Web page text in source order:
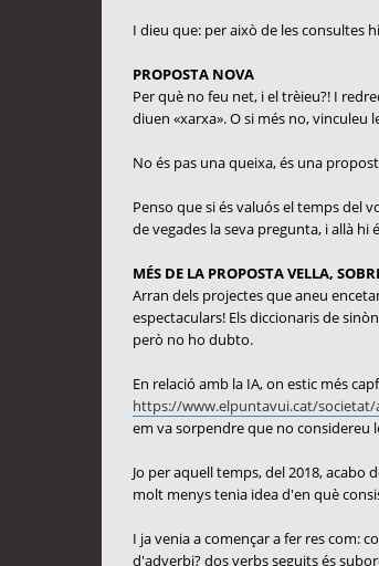
I dieu que: per això de les consultes
PROPOSTA NOVA
Per què no feu net, i el trèieu?! I
diuen «xarxa». O si més no, vinculeu
No és pas una queixa, és una
Penso que si és valuós el temps del
de vegades la seva pregunta, i allà
MÉS DE LA PROPOSTA VELLA,
Arran dels projectes que aneu
espectaculars! Els diccionaris de
però no ho dubto.
En relació amb la IA, on estic més
https://www.elpuntavui.cat/societat/
em va sorpendre que no considereu
Jo per aquell temps, del 2018,
molt menys tenia idea d'en què
I ja venia a començar a fer res com:
d'adverbi? dos verbs seguits és